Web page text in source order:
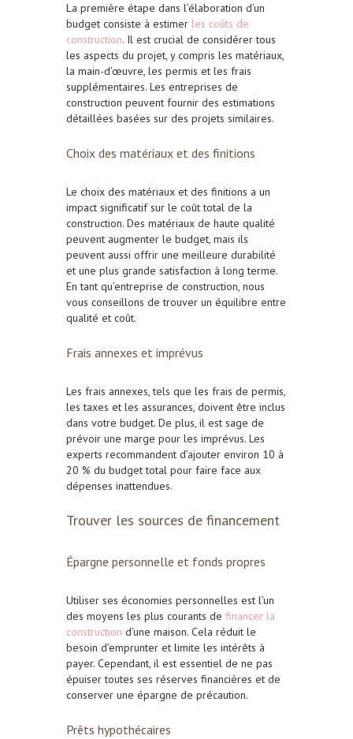
La première étape dans l’élaboration d’un
budget consiste à estimer les coûts de
construction. Il est crucial de considérer tous
les aspects du projet, y compris les matériaux,
la main-d’œuvre, les permis et les frais
supplémentaires. Les entreprises de
construction peuvent fournir des estimations
détaillées basées sur des projets similaires.
Choix des matériaux et des finitions
Le choix des matériaux et des finitions a un
impact significatif sur le coût total de la
construction. Des matériaux de haute qualité
peuvent augmenter le budget, mais ils
peuvent aussi offrir une meilleure durabilité
et une plus grande satisfaction à long terme.
En tant qu’entreprise de construction, nous
vous conseillons de trouver un équilibre entre
qualité et coût.
Frais annexes et imprévus
Les frais annexes, tels que les frais de permis,
les taxes et les assurances, doivent être inclus
dans votre budget. De plus, il est sage de
prévoir une marge pour les imprévus. Les
experts recommandent d’ajouter environ 10 à
20 % du budget total pour faire face aux
dépenses inattendues.
Trouver les sources de financement
Épargne personnelle et fonds propres
Utiliser ses économies personnelles est l’un
des moyens les plus courants de financer la
construction d’une maison. Cela réduit le
besoin d’emprunter et limite les intérêts à
payer. Cependant, il est essentiel de ne pas
épuiser toutes ses réserves financières et de
conserver une épargne de précaution.
Prêts hypothécaires